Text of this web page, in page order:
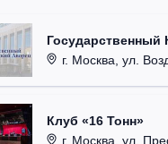
г. Москва, ул.
Клуб «16 Тонн»
г. Москва, ул.